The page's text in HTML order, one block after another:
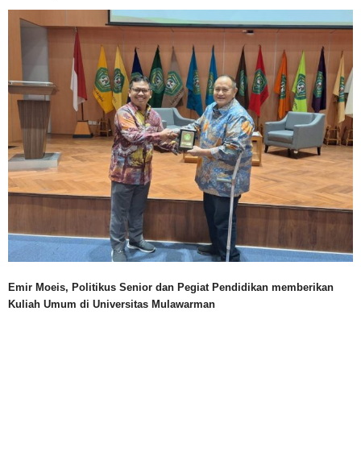
Emir Moeis, Politikus Senior dan Pegiat Pendidikan memberikan
Kuliah Umum di Universitas Mulawarman